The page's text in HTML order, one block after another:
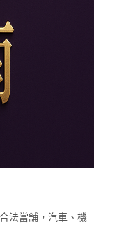
法當舖，汽車、機